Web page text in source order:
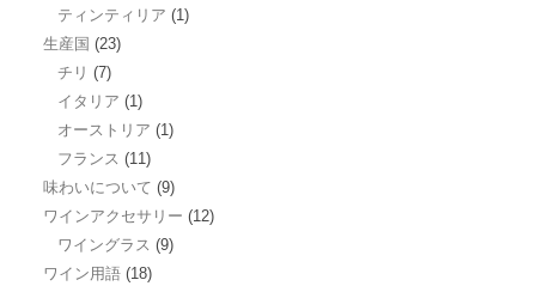
ティンティリア (1)
生産国 (23)
チリ (7)
イタリア (1)
オーストリア (1)
フランス (11)
味わいについて (9)
ワインアクセサリー (12)
ワイングラス (9)
ワイン用語 (18)